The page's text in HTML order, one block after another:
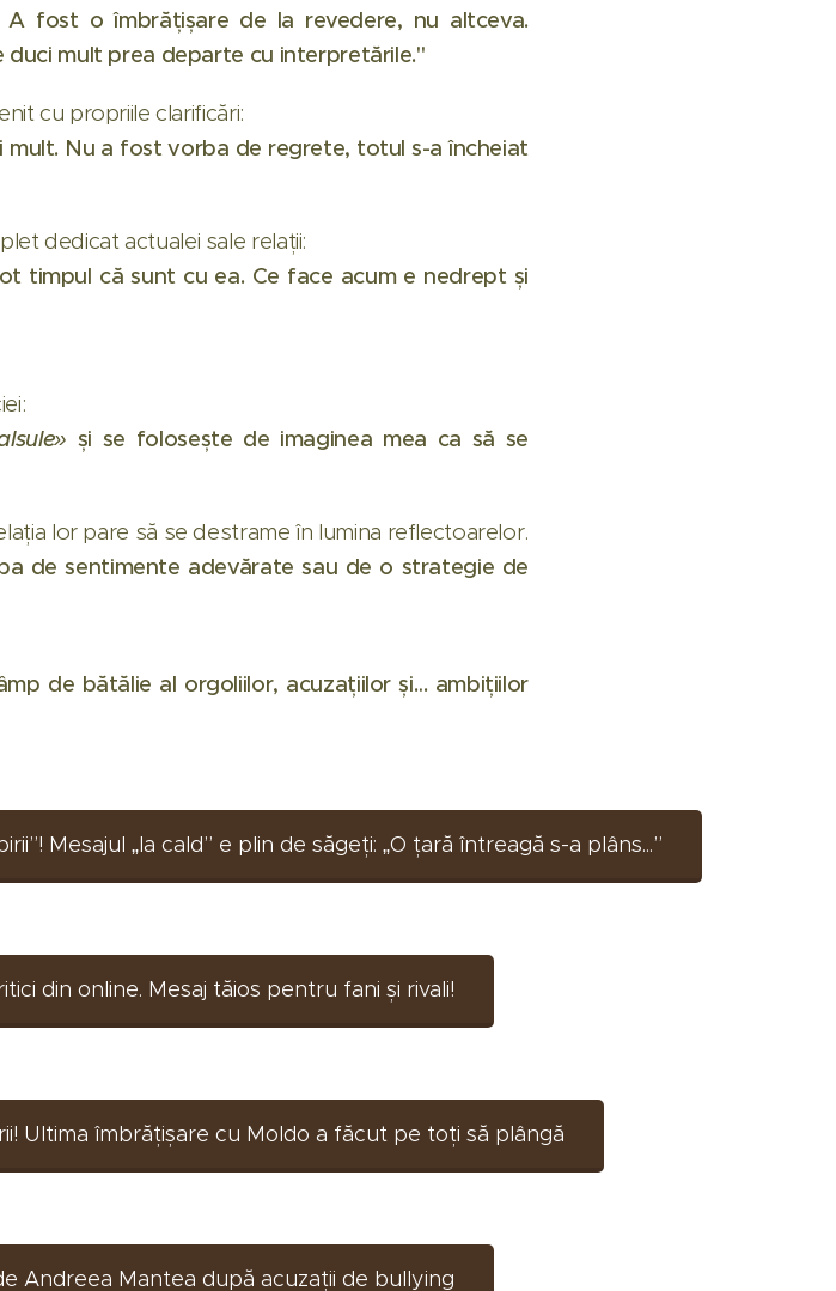
fost o îmbrățișare de la revedere, nu altceva.
duci mult prea departe cu interpretările."
cu propriile clarificări:
Nu a fost vorba de regrete, totul s-a încheiat
dedicat actualei sale relații:
timpul că sunt cu ea. Ce face acum e nedrept și
și se folosește de imaginea mea ca să se
lor pare să se destrame în lumina reflectoarelor.
de sentimente adevărate sau de o strategie de
de bătălie al orgoliilor, acuzațiilor și… ambițiilor
Mesajul „la cald” e plin de săgeți: „O țară întreagă s-a plâns...”
din online. Mesaj tăios pentru fani și rivali!
Ultima îmbrățișare cu Moldo a făcut pe toți să plângă
Andreea Mantea după acuzații de bullying